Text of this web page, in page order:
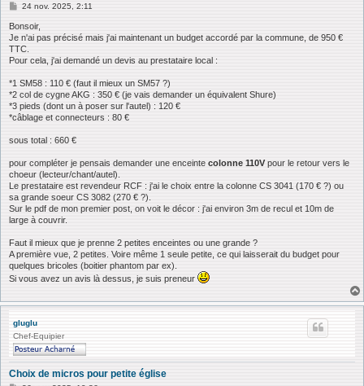
M
s
s
a
g
e
24 nov. 2025, 2:11
Bonsoir,
Je n'ai pas précisé mais j'ai maintenant un budget accordé par la commune, de 950 €
TTC.
Pour cela, j'ai demandé un devis au prestataire local :
*1 SM58 : 110 € (faut il mieux un SM57 ?)
*2 col de cygne AKG : 350 € (je vais demander un équivalent Shure)
*3 pieds (dont un à poser sur l'autel) : 120 €
*câblage et connecteurs : 80 €
sous total : 660 €
pour compléter je pensais demander une enceinte colonne 110Vpour le retour vers le
choeur (lecteur/chant/autel).
Le prestataire est revendeur RCF : j'ai le choix entre la colonne CS 3041 (170 € ?) ou
sa grande soeur CS 3082 (270 € ?).
Sur le pdf de mon premier post, on voit le décor : j'ai environ 3m de recul et 10m de
large à couvrir.
Faut il mieux que je prenne 2 petites enceintes ou une grande ?
A première vue, 2 petites. Voire même 1 seule petite, ce qui laisserait du budget pour
quelques bricoles (boitier phantom par ex).
Si vous avez un avis là dessus, je suis preneur
gluglu
Chef-Equipier
Choix de micros pour petite église